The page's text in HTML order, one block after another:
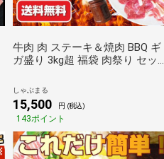
牛肉 肉 ステーキ＆焼肉 BBQ ギ
ガ盛り 3kg超 福袋 肉祭り セット
お歳暮 クリスマス ギフト 食品
キャンプ しゃぶまる
しゃぶまる
15,500 円 (税込)
143ポイント